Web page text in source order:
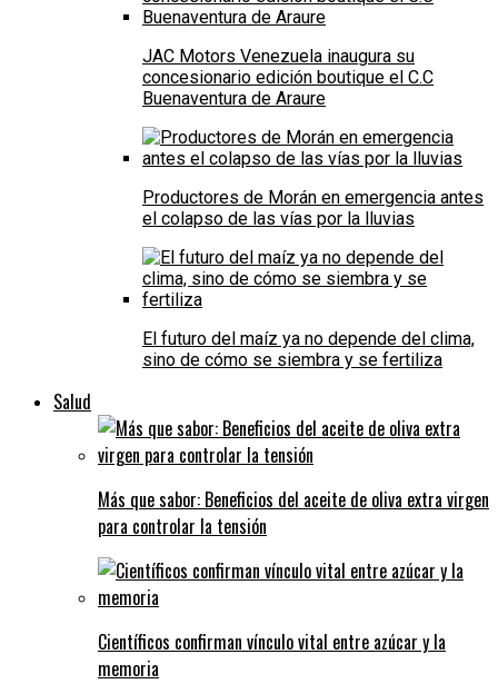
JAC Motors Venezuela inaugura su
concesionario edición boutique el C.C
Buenaventura de Araure
Productores de Morán en emergencia antes
el colapso de las vías por la lluvias
El futuro del maíz ya no depende del clima,
sino de cómo se siembra y se fertiliza
Salud
Más que sabor: Beneficios del aceite de oliva extra virgen
para controlar la tensión
Científicos confirman vínculo vital entre azúcar y la
memoria